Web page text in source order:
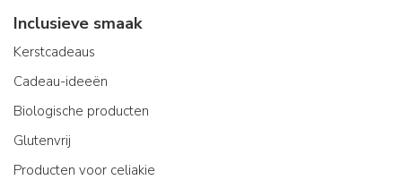
Inclusieve smaak
Kerstcadeaus
Cadeau-ideeën
Biologische producten
Glutenvrij
Producten voor celiakie